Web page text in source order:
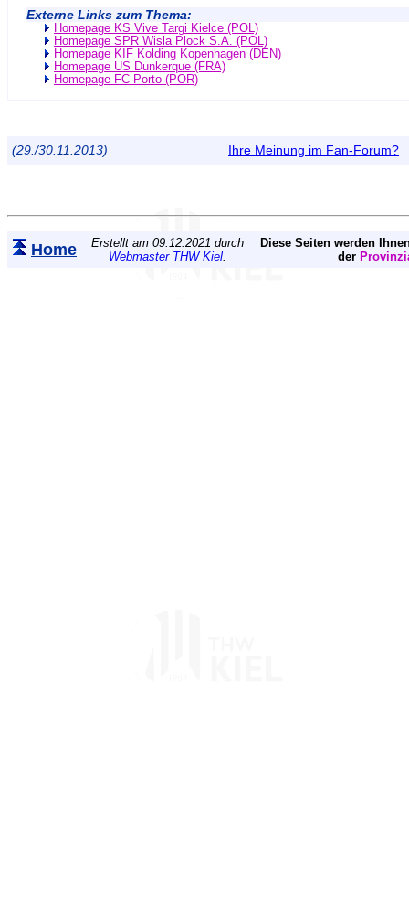
Externe Links zum Thema:
Homepage KS Vive Targi Kielce (POL)
Homepage SPR Wisla Plock S.A. (POL)
Homepage KIF Kolding Kopenhagen (DEN)
Homepage US Dunkerque (FRA)
Homepage FC Porto (POR)
(29./30.11.2013) Ihre Meinung im Fan-Forum?
Home
Erstellt am 09.12.2021 durch
Webmaster THW Kiel.
Diese Seiten werden
der